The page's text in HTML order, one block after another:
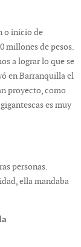
o inicio de
millones de pesos.
a lograr lo que se
en Barranquilla el
proyecto, como
es muy
personas.
ella mandaba